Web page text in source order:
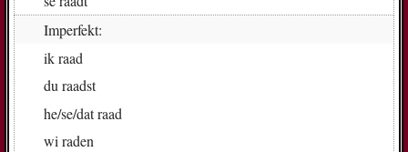
Imperfekt:
ikraad
du raadst
he/se/datraad
wira­den